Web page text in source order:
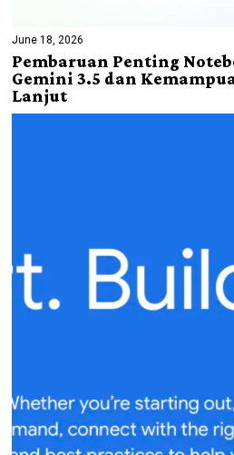
June 18, 2026
Pembaruan Penting
Gemini 3.5 dan
Lanjut